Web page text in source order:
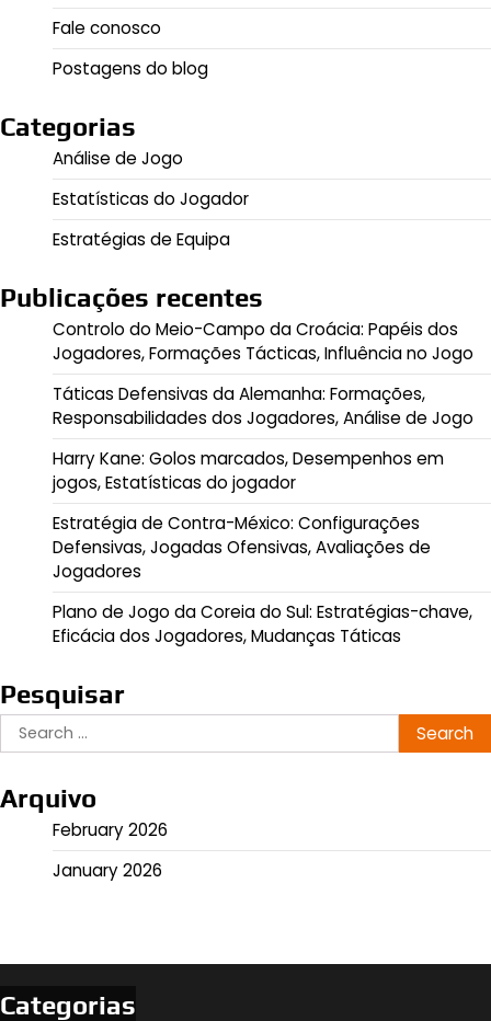
Fale conosco
Postagens do blog
Categorias
Análise de Jogo
Estatísticas do Jogador
Estratégias de Equipa
Publicações recentes
Controlo do Meio-Campo da Croácia: Papéis dos
Jogadores, Formações Tácticas, Influência no Jogo
Táticas Defensivas da Alemanha: Formações,
Responsabilidades dos Jogadores, Análise de Jogo
Harry Kane: Golos marcados, Desempenhos em
jogos, Estatísticas do jogador
Estratégia de Contra-México: Configurações
Defensivas, Jogadas Ofensivas, Avaliações de
Jogadores
Plano de Jogo da Coreia do Sul: Estratégias-chave,
Eficácia dos Jogadores, Mudanças Táticas
Pesquisar
Search
for:
Arquivo
February 2026
January 2026
Categorias